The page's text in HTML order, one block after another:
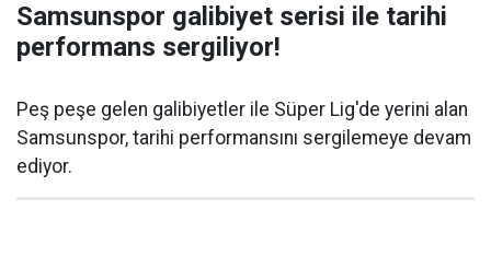
Samsunspor galibiyet serisi ile tarihi
performans sergiliyor!
Peş peşe gelen galibiyetler ile Süper Lig'de yerini alan
Samsunspor, tarihi performansını sergilemeye devam
ediyor.